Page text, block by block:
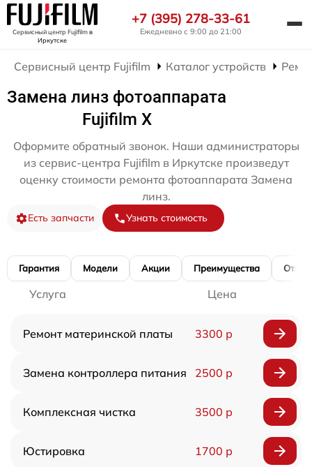
Сервисный центр Fujifilmв
Иркутске
+7 (395) 278-33-61
Ежедневно с 9:00 до 21:00
Сервисный центр Fujifilm Каталог устройств
Замена линз фотоаппарата
Fujifilm X
Оформите обратный звонок. Наши администраторы
из сервис-центра Fujifilm в Иркутске произведут
оценку стоимости ремонта фотоаппарата Замена
линз.
Есть запчасти Узнать стоимость
Гарантия Модели Акции Преимущества
Услуга Цена
Ремонт материнской платы 3300 р
Замена контроллера питания 2500 р
Комплексная чистка 3500 р
Юстировка 1700 р